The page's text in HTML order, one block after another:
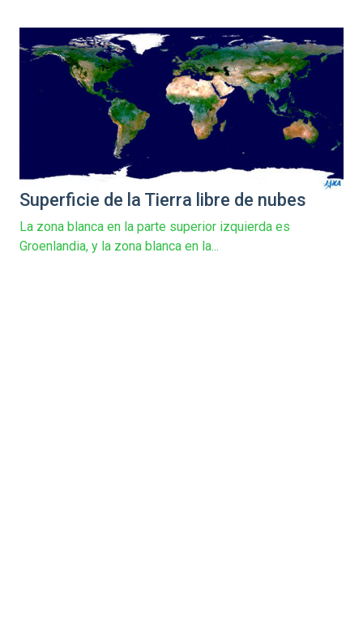
Superficie de la Tierra libre de nubes
La zona blanca en la parte superior izquierda es
Groenlandia, y la zona blanca en la...